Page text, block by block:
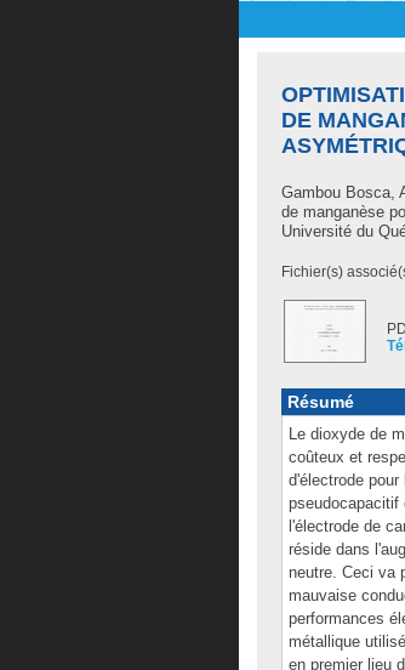
DE
Gambou Bosca,
de manganèse
Université du
Fichier(s)
Résumé
Le dioxyde de
coûteux et
d'électrode
pseudocapacitif
l'électrode de
réside dans
neutre. Ceci va
mauvaise
performances
métallique
en premier lieu